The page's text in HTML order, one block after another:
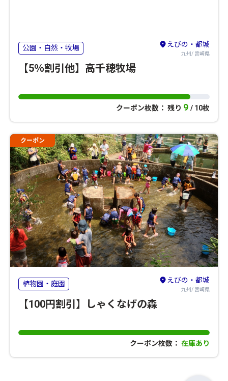
公園・自然・牧場 えびの・都城
九州/ 宮崎県
【5％割引他】高千穂牧場
クーポン枚数： 残り 9 / 10枚
クーポン
植物園・庭園 えびの・都城
九州/ 宮崎県
【100円割引】しゃくなげの森
クーポン枚数： 在庫あり